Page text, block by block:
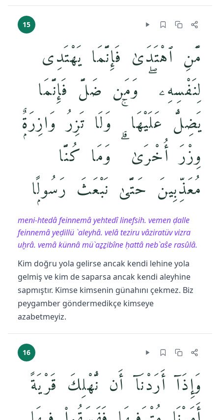
15
مَّنِ ٱهْتَدَىٰ فَإِنَّمَا يَهْتَدِى
لِنَفْسِهِۦ ۖ وَمَن ضَلَّ فَإِنَّمَا
يَضِلُّ عَلَيْهَا ۚ وَلَا تَزِرُ وَازِرَةٌۭ
وِزْرَ أُخْرَىٰ ۗ وَمَا كُنَّا
مُعَذِّبِينَ حَتَّىٰ نَبْعَثَ رَسُولًۭا
meni-htedâ feinnemâ yehtedî linefsih. vemen ḍalle
feinnemâ yeḍillü `aleyhâ. velâ teziru vâziratüv vizra
uḫrâ. vemâ künnâ mü`aẕẕibîne ḥattâ neb`aŝe rasûlâ.
Kim doğru yola gelirse ancak kendi lehine yola
gelmiş ve kim de saparsa ancak kendi aleyhine
sapmıştır. Kimse kimsenin günahını çekmez. Biz
peygamber göndermedikçe kimseye
azabetmeyiz.
16
وَإِذَآ أَرَدْنَآ أَن نُّهْلِكَ قَرْيَةً